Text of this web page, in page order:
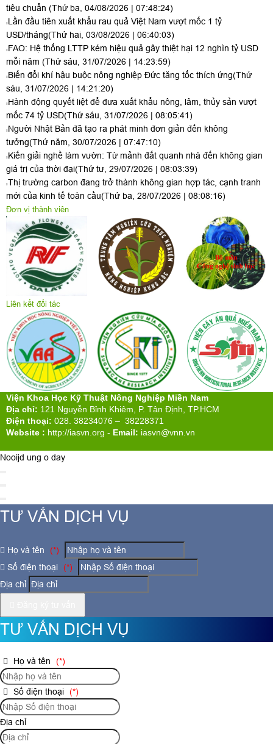
tiêu chuẩn (Thứ ba, 04/08/2026 | 07:48:24)
Lần đầu tiên xuất khẩu rau quả Việt Nam vượt mốc 1 tỷ
USD/tháng(Thứ hai, 03/08/2026 | 06:40:03)
FAO: Hệ thống LTTP kém hiệu quả gây thiệt hại 12 nghìn tỷ USD
mỗi năm (Thứ sáu, 31/07/2026 | 14:23:59)
Biến đổi khí hậu buộc nông nghiệp Đức tăng tốc thích ứng(Thứ
sáu, 31/07/2026 | 14:21:20)
Hành động quyết liệt để đưa xuất khẩu nông, lâm, thủy sản vượt
mốc 74 tỷ USD(Thứ sáu, 31/07/2026 | 08:05:41)
Người Nhật Bản đã tạo ra phát minh đơn giản đến không
tưởng(Thứ năm, 30/07/2026 | 07:47:10)
Kiến giải nghề làm vườn: Từ mảnh đất quanh nhà đến không gian
giá trị của thời đại(Thứ tư, 29/07/2026 | 08:03:39)
Thị trường carbon đang trở thành không gian hợp tác, cạnh tranh
mới của kinh tế toàn cầu(Thứ ba, 28/07/2026 | 08:08:16)
Đơn vị thành viên
Liên kết đối tác
Viện Khoa Học Kỹ Thuật Nông Nghiệp Miền Nam
Địa chỉ: 121 Nguyễn Bỉnh Khiêm, P. Tân Định, TP.HCM
Điện thoại: 028. 38234076 – 38228371
Website : http://iasvn.org - Email: iasvn@vnn.vn
Nooijd ung o day
TƯ VẤN DỊCH VỤ
Họ và tên
(*)
Số điện thoại
(*)
Địa chỉ
TƯ VẤN DỊCH VỤ
Họ và tên (*)
Số điện thoại (*)
Địa chỉ